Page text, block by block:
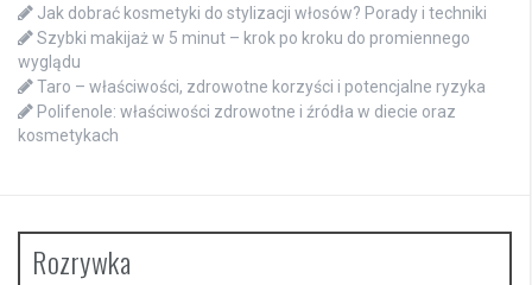
Jak dobrać kosmetyki do stylizacji włosów? Porady i techniki
Szybki makijaż w 5 minut – krok po kroku do promiennego
wyglądu
Taro – właściwości, zdrowotne korzyści i potencjalne ryzyka
Polifenole: właściwości zdrowotne i źródła w diecie oraz
kosmetykach
Rozrywka